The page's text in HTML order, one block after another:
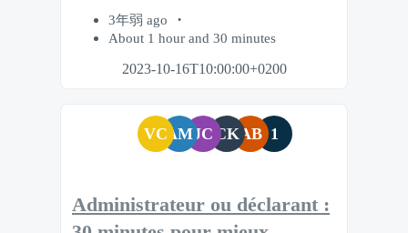
3年弱 ago
About 1 hour and 30 minutes
2023-10-16T10:00:00+0200
VCAM JC CKAB 1
Administrateur ou déclarant :